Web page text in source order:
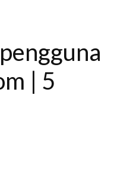
| 5